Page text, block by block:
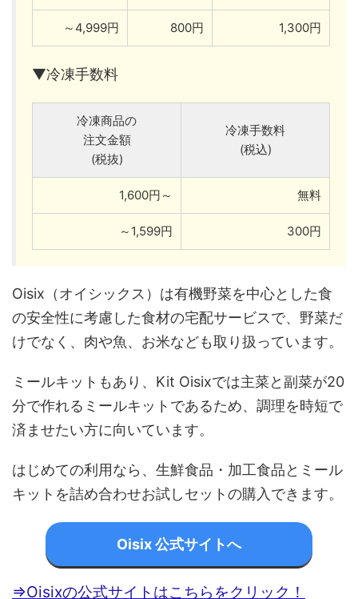
～4,999円 800円 1,300円
▼冷凍手数料
冷凍商品の
注文金額
(税抜)
冷凍手数料
(税込)
1,600円～ 無料
～1,599円 300円
Oisix（オイシックス）は有機野菜を中心とした食
の安全性に考慮した食材の宅配サービスで、野菜だ
けでなく、肉や魚、お米なども取り扱っています。
ミールキットもあり、Kit Oisixでは主菜と副菜が20
分で作れるミールキットであるため、調理を時短で
済ませたい方に向いています。
はじめての利用なら、生鮮食品・加工食品とミール
キットを詰め合わせお試しセットの購入できます。
Oisix 公式サイトへ
⇒Oisixの公式サイトはこちらをクリック！